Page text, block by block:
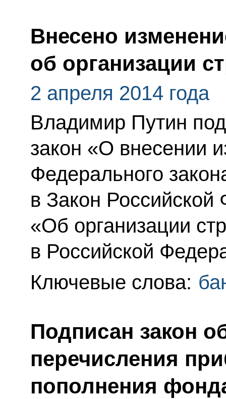
Внесено
об организации
2 апреля 2014 года
Владимир Путин
закон «О внесении
Федерального
в Закон Российской
«Об организации
в Российской
Ключевые слова:
Подписан закон
перечисления
пополнения